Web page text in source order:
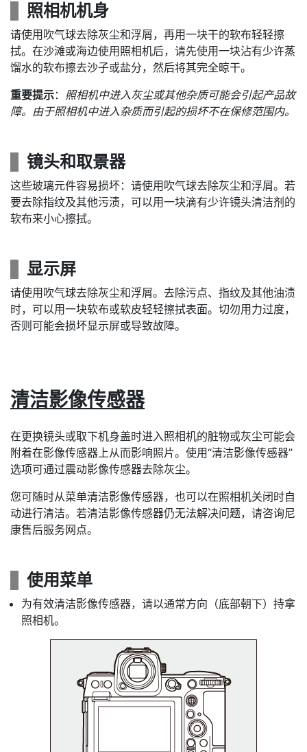
照相机机身
请使用吹气球去除灰尘和浮屑，再用一块干的软布轻轻擦
拭。在沙滩或海边使用照相机后，请先使用一块沾有少许蒸
馏水的软布擦去沙子或盐分，然后将其完全晾干。
重要提示： 照相机中进入灰尘或其他杂质可能会引起产品故
障。由于照相机中进入杂质而引起的损坏不在保修范围内。
镜头和取景器
这些玻璃元件容易损坏：请使用吹气球去除灰尘和浮屑。若
要去除指纹及其他污渍，可以用一块滴有少许镜头清洁剂的
软布来小心擦拭。
显示屏
请使用吹气球去除灰尘和浮屑。去除污点、指纹及其他油渍
时，可以用一块软布或软皮轻轻擦拭表面。切勿用力过度，
否则可能会损坏显示屏或导致故障。
清洁影像传感器
在更换镜头或取下机身盖时进入照相机的脏物或灰尘可能会
附着在影像传感器上从而影响照片。使用“清洁影像传感器”
选项可通过震动影像传感器去除灰尘。
您可随时从菜单清洁影像传感器，也可以在照相机关闭时自
动进行清洁。若清洁影像传感器仍无法解决问题，请咨询尼
康售后服务网点。
使用菜单
为有效清洁影像传感器，请以通常方向（底部朝下）持拿
照相机。